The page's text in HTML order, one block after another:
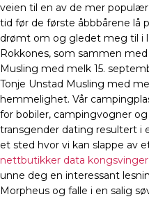
veien til en av de mer
tid før de første åbbbårene lå
drømt om og gledet meg til i
Rokkones, som sammen
Musling med melk 15.
Tonje Unstad Musling med
hemmelighet. Vår
for bobiler, campingvogner
transgender dating resultert i
et sted hvor vi kan slappe av
nettbutikker data kongsvinger
unne deg en interessant
Morpheus og falle i en salig